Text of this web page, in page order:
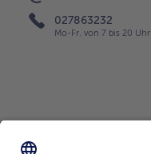
027863232
Mo-Fr. von 7 bis 20 Uhr